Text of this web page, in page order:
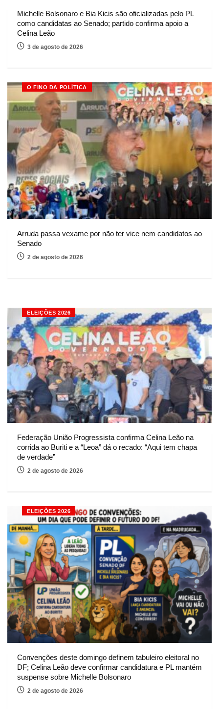
Michelle Bolsonaro e Bia Kicis são oficializadas pelo PL
como candidatas ao Senado; partido confirma apoio a
Celina Leão
3 de agosto de 2026
O FINO DA POLÍTICA
Arruda passa vexame por não ter vice nem candidatos ao
Senado
2 de agosto de 2026
ELEIÇÕES 2026
Federação União Progressista confirma Celina Leão na
corrida ao Buriti e a “Leoa” dá o recado: “Aqui tem chapa
de verdade”
2 de agosto de 2026
ELEIÇÕES 2026
Convenções deste domingo definem tabuleiro eleitoral no
DF; Celina Leão deve confirmar candidatura e PL mantém
suspense sobre Michelle Bolsonaro
2 de agosto de 2026